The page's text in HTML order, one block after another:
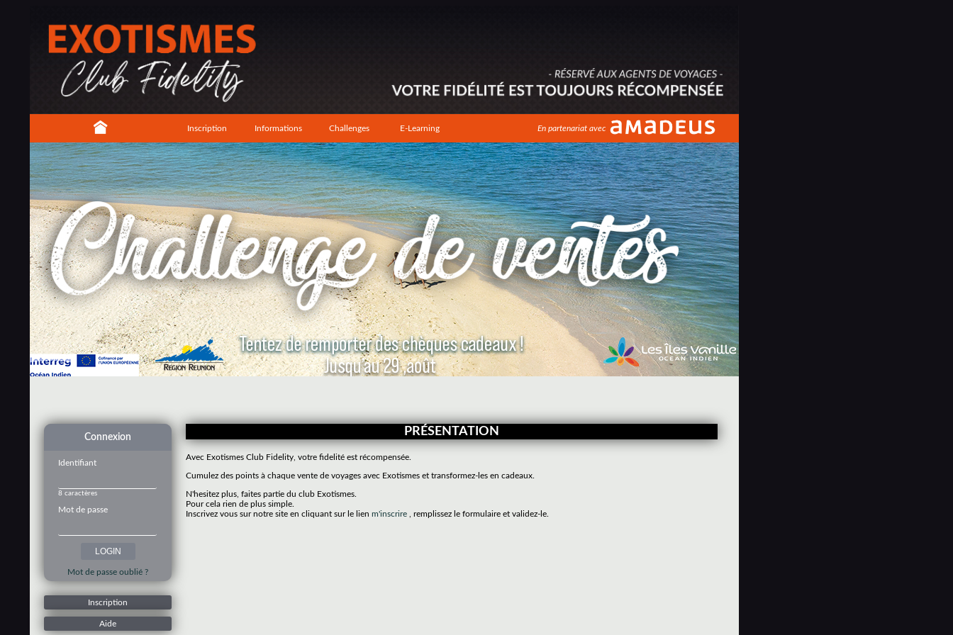
Inscription Informations Challenges E-Learning En partenariat avec
Connexion
Identifiant
8 caractères
Mot de passe
Mot de passe oublié ?
Inscription
Aide
PRÉSENTATION
Avec Exotismes Club Fidelity, votre fidelité est récompensée.
Cumulez des points à chaque vente de voyages avec Exotismes et transformez-les en cadeaux.
N'hesitez plus, faites partie du club Exotismes.
Pour cela rien de plus simple.
Inscrivez vous sur notre site en cliquant sur le lien m'inscrire , remplissez le formulaire et validez-le.